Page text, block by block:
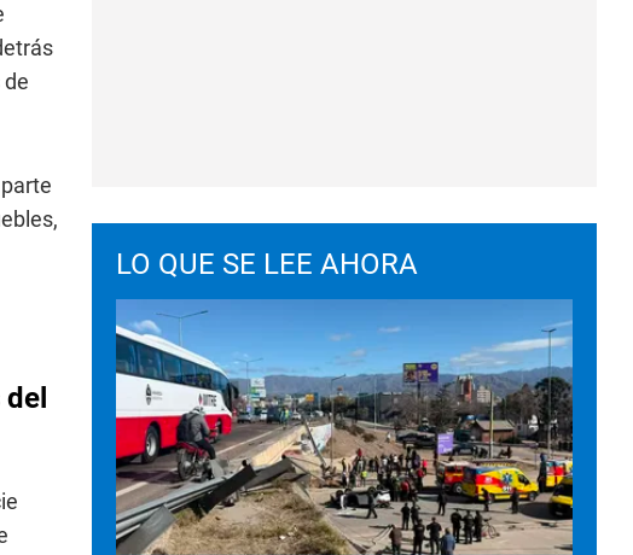
LO QUE SE LEE AHORA